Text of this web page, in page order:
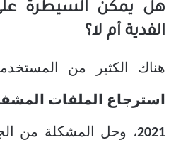
هل يمكن السيطرة
الفدية أم لا؟
هناك الكثير من
استرجاع الملفات
2021، وحل المشكلة من